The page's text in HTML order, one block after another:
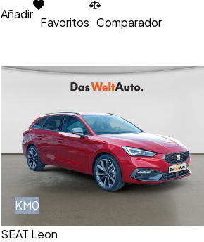
Añadir
Favoritos Comparador
KM0
SEAT Leon